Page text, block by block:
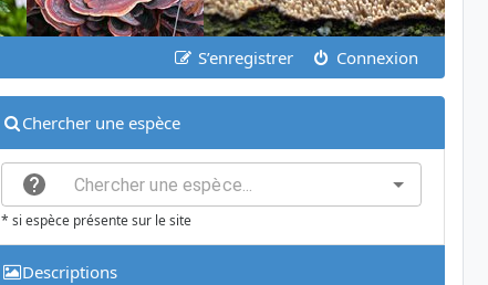
S’enregistrer Connexion
Chercher une espèce
* si espèce présente sur le site
Descriptions